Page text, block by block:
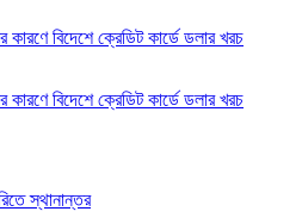
কারণে বিদেশে ক্রেডিট কার্ডে ডলার খরচ
কারণে বিদেশে ক্রেডিট কার্ডে ডলার খরচ
স্থানান্তর